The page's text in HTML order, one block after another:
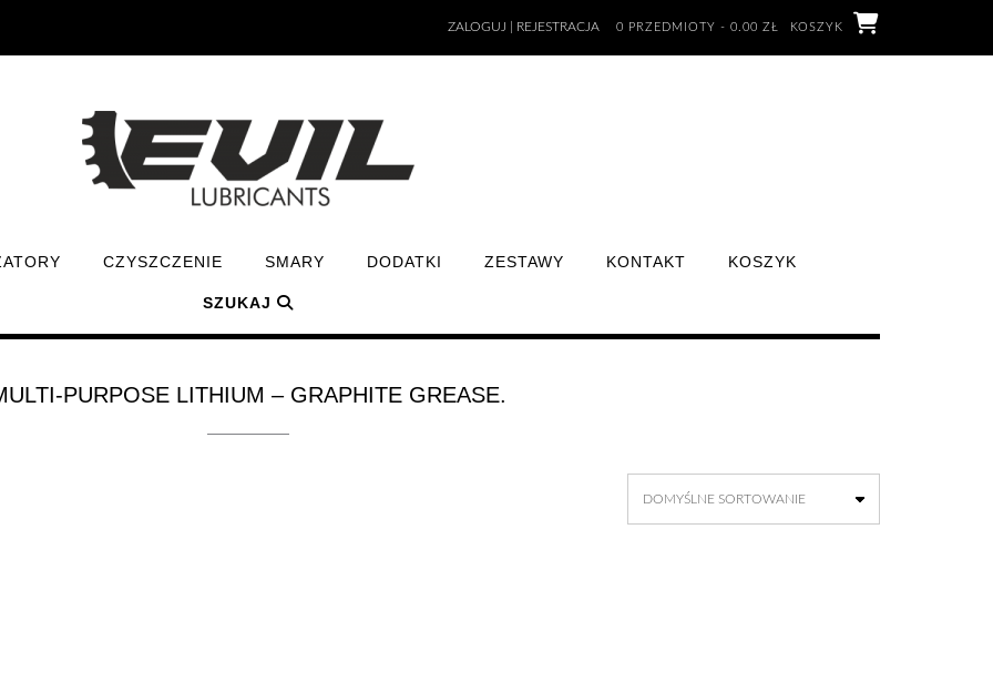
ZALOGUJ | REJESTRACJA 0 PRZEDMIOTY - 0.00 ZŁ KOSZYK
CZYSZCZENIE SMARY DODATKI ZESTAWY KONTAKT KOSZYK
SZUKAJ
PURPOSE LITHIUM – GRAPHITE GREASE.